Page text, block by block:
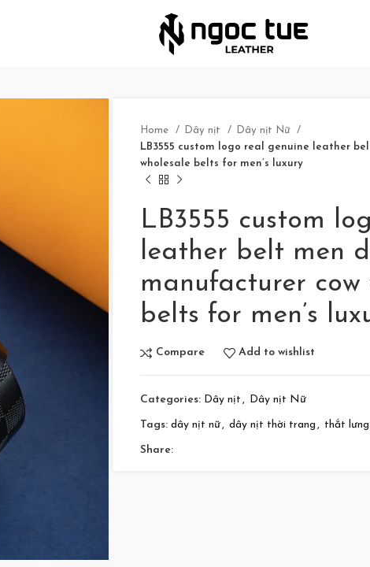
Home Dây nịt
Dây nịt Nữ
LB3555 custom logo real genuine leather
wholesale belts for men’s luxury
LB3555 custom
leather belt men
manufacturer cow
belts for men’s
Compare Add to wishlist
Categories: Dây nịt , Dây nịt Nữ
Tags: dây nịt nữ , dây nịt thời trang , thắt
Share: